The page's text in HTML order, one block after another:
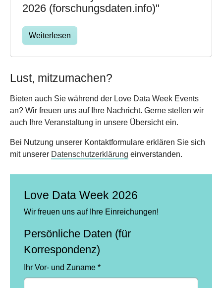
2026 (forschungsdaten.info)"
Weiterlesen
Lust, mitzumachen?
Bieten auch Sie während der Love Data Week Events
an? Wir freuen uns auf Ihre Nachricht. Gerne stellen wir
auch Ihre Veranstaltung in unsere Übersicht ein.
Bei Nutzung unserer Kontaktformulare erklären Sie sich
mit unserer Datenschutzerklärung einverstanden.
Love Data Week 2026
Wir freuen uns auf Ihre Einreichungen!
Persönliche Daten (für
Korrespondenz)
Ihr Vor- und Zuname *